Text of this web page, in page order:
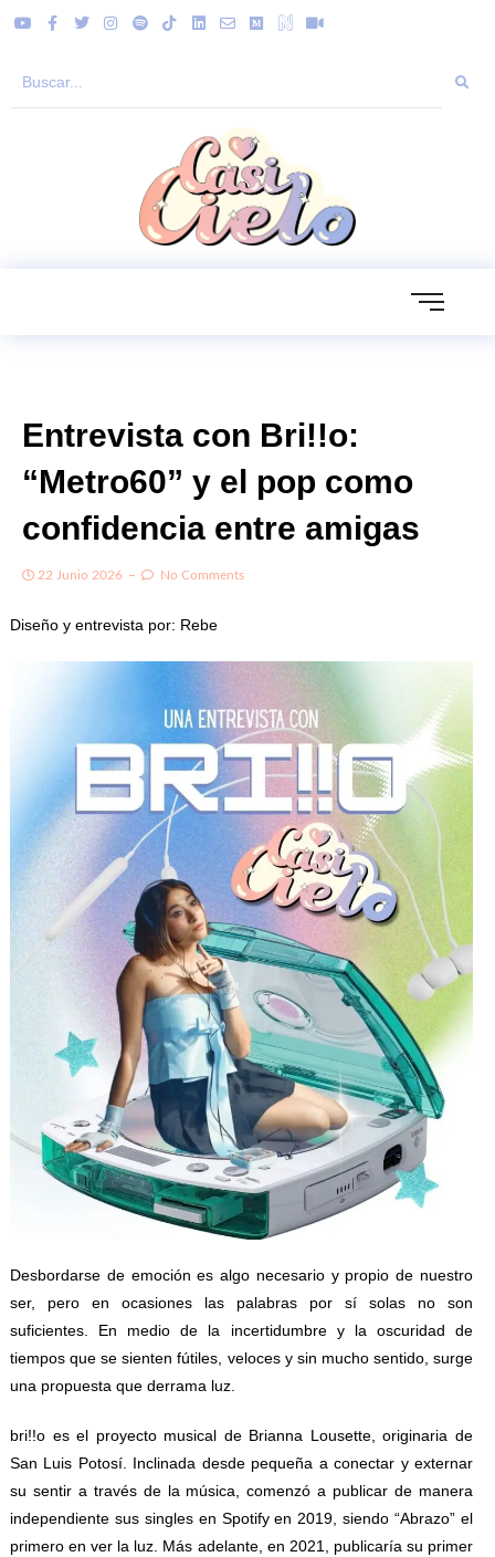
Entrevista con Bri!!o:
“Metro60” y el pop como
confidencia entre amigas
22 Junio 2026 No Comments
Diseño y entrevista por: Rebe
Desbordarse de emoción es algo necesario y propio de nuestro
ser, pero en ocasiones las palabras por sí solas no son
suficientes. En medio de la incertidumbre y la oscuridad de
tiempos que se sienten fútiles, veloces y sin mucho sentido, surge
una propuesta que derrama luz.
bri!!o es el proyecto musical de Brianna Lousette, originaria de
San Luis Potosí. Inclinada desde pequeña a conectar y externar
su sentir a través de la música, comenzó a publicar de manera
independiente sus singles en Spotify en 2019, siendo “Abrazo” el
primero en ver la luz. Más adelante, en 2021, publicaría su primer